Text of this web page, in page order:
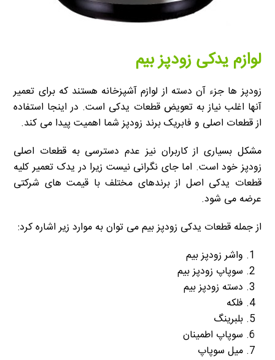
لوازم یدکی زودپز بیم
زودپز ها جزء آن دسته از لوازم آشپزخانه هستند که برای تعمیر
آنها اغلب نیاز به تعویض قطعات یدکی است. در اینجا استفاده
از قطعات اصلی و فابریک برند زودپز شما اهمیت پیدا می کند.
مشکل بسیاری از کاربران نیز عدم دسترسی به قطعات اصلی
زودپز خود است. اما جای نگرانی نیست زیرا در یدک تعمیر کلیه
قطعات یدکی اصل از برندهای مختلف با قیمت های شرکتی
عرضه می شود.
از جمله قطعات یدکی زودپز بیم می توان به موارد زیر اشاره کرد:
واشر زودپز بیم
سوپاپ زودپز بیم
دسته زودپز بیم
فلکه
بلبرینگ
سوپاپ اطمینان
میل سوپاپ